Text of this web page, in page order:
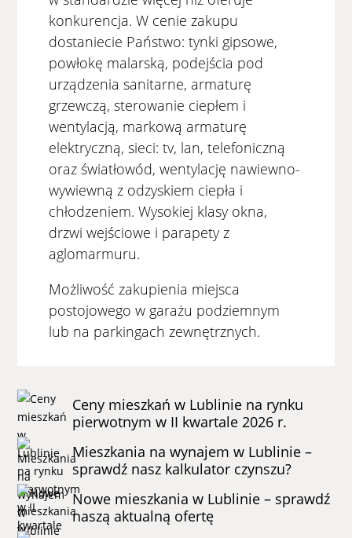
konkurencja. W cenie zakupu
dostaniecie Państwo: tynki gipsowe,
powłokę malarską, podejścia pod
urządzenia sanitarne, armaturę
grzewczą, sterowanie ciepłem i
wentylacją, markową armaturę
elektryczną, sieci: tv, lan, telefoniczną
oraz światłowód, wentylację nawiewno-
wywiewną z odzyskiem ciepła i
chłodzeniem. Wysokiej klasy okna,
drzwi wejściowe i parapety z
aglomarmuru.
Możliwość zakupienia miejsca
postojowego w garażu podziemnym
lub na parkingach zewnętrznych.
Ceny mieszkań w Lublinie na rynku
pierwotnym w II kwartale 2026 r.
Mieszkania na wynajem w Lublinie –
sprawdź nasz kalkulator czynszu?
Nowe mieszkania w Lublinie – sprawdź
naszą aktualną ofertę